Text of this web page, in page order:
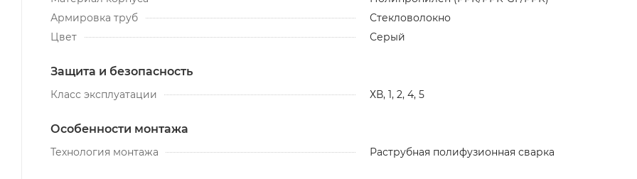
Армировка труб
Стекловолокно
Цвет
Серый
Защита и безопасность
Класс эксплуатации ХВ, 1, 2, 4, 5
Особенности монтажа
Технология монтажа Раструбная полифузионная сварка